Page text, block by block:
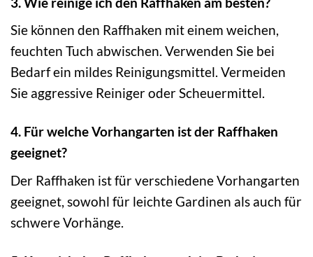
Sie können den Raffhaken mit einem weichen,
feuchten Tuch abwischen. Verwenden Sie bei
Bedarf ein mildes Reinigungsmittel. Vermeiden
Sie aggressive Reiniger oder Scheuermittel.
4. Für welche Vorhangarten ist der Raffhaken
geeignet?
Der Raffhaken ist für verschiedene Vorhangarten
geeignet, sowohl für leichte Gardinen als auch für
schwere Vorhänge.